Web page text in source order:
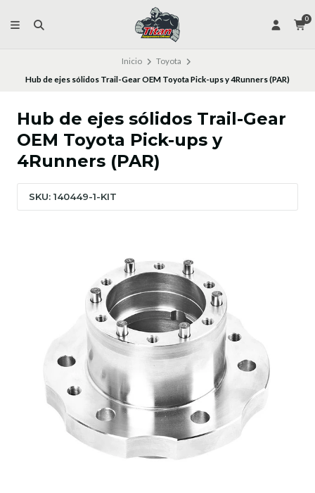
0
Inicio
Toyota
Hub de ejes sólidos Trail-Gear OEM Toyota Pick-ups y 4Runners (PAR)
Hub de ejes sólidos Trail-Gear
OEM Toyota Pick-ups y
4Runners (PAR)
SKU: 140449-1-KIT